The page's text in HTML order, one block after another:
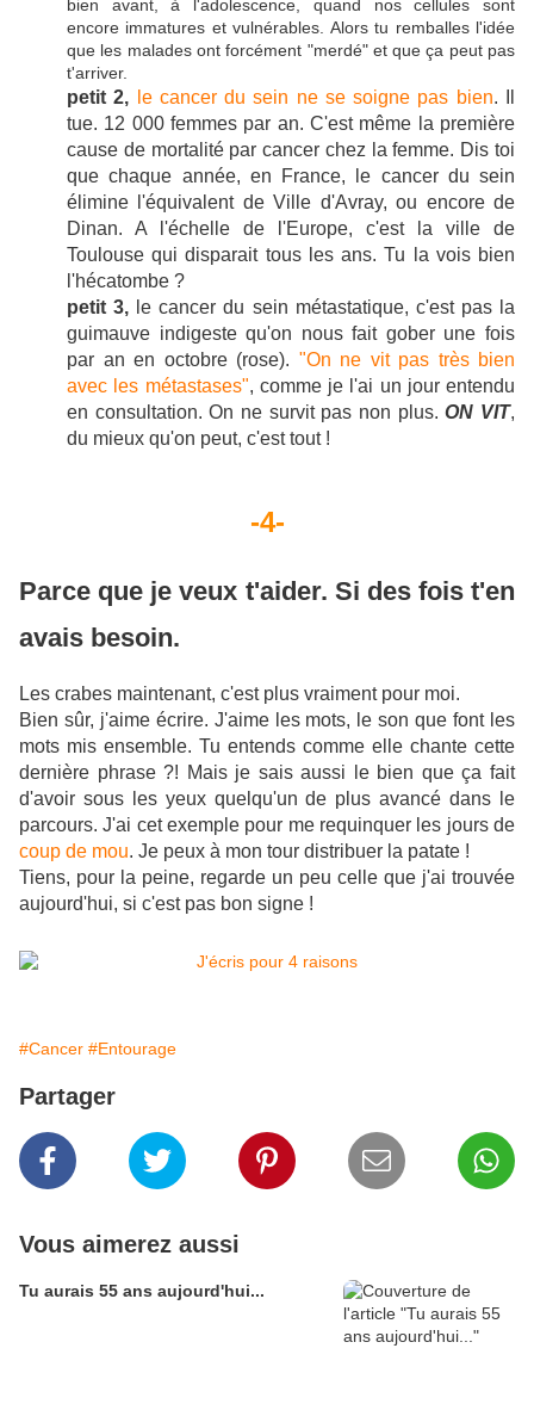
bien avant, à l'adolescence, quand nos cellules sont
encore immatures et vulnérables. Alors tu remballes l'idée
que les malades ont forcément "merdé" et que ça peut pas
t'arriver.
petit 2, le cancer du sein ne se soigne pas bien. Il
tue. 12 000 femmes par an. C'est même la première
cause de mortalité par cancer chez la femme. Dis toi
que chaque année, en France, le cancer du sein
élimine l'équivalent de Ville d'Avray, ou encore de
Dinan. A l'échelle de l'Europe, c'est la ville de
Toulouse qui disparait tous les ans. Tu la vois bien
l'hécatombe ?
petit 3, le cancer du sein métastatique, c'est pas la
guimauve indigeste qu'on nous fait gober une fois
par an en octobre (rose). "On ne vit pas très bien
avec les métastases", comme je l'ai un jour entendu
en consultation. On ne survit pas non plus.ON VIT,
du mieux qu'on peut, c'est tout !
-4-
Parce que je veux t'aider. Si des fois t'en
avais besoin.
Les crabes maintenant, c'est plus vraiment pour moi.
Bien sûr, j'aime écrire. J'aime les mots, le son que font les
mots mis ensemble. Tu entends comme elle chante cette
dernière phrase ?! Mais je sais aussi le bien que ça fait
d'avoir sous les yeux quelqu'un de plus avancé dans le
parcours. J'ai cet exemple pour me requinquer les jours de
coup de mou. Je peux à mon tour distribuer la patate !
Tiens, pour la peine, regarde un peu celle que j'ai trouvée
aujourd'hui, si c'est pas bon signe !
#Cancer #Entourage
Partager
Vous aimerez aussi
Tu aurais 55 ans aujourd'hui...